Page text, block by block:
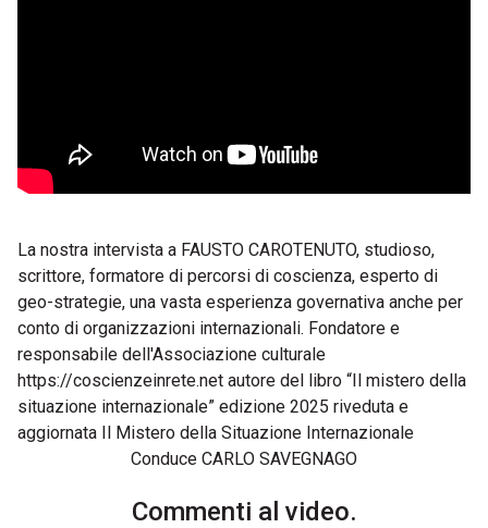
La nostra intervista a FAUSTO CAROTENUTO, studioso,
scrittore, formatore di percorsi di coscienza, esperto di
geo-strategie, una vasta esperienza governativa anche per
conto di organizzazioni internazionali. Fondatore e
responsabile dell'Associazione culturale
https://coscienzeinrete.net autore del libro “Il mistero della
situazione internazionale” edizione 2025 riveduta e
aggiornata Il Mistero della Situazione Internazionale
Conduce CARLO SAVEGNAGO
Commenti al video.